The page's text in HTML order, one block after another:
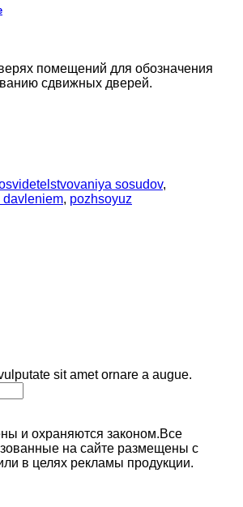
помещений для обозначения
сдвижных дверей.
sosudov,
davleniem, pozhsoyuz
sit amet ornare a augue.
и охраняются законом.Все
на сайте размещены с
в целях рекламы продукции.